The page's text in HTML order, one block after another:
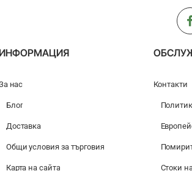
нас
Блог
Доставка
Общи условия за търговия
Карта на сайта
Контакти
Стоки